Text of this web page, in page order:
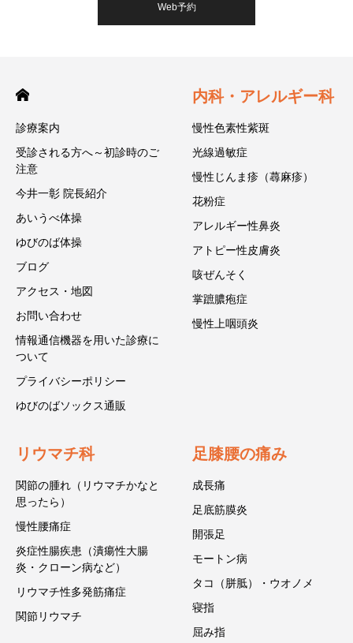
Web予約
診療案内
受診される方へ～初診時のご
注意
今井一彰 院長紹介
あいうべ体操
ゆびのば体操
ブログ
アクセス・地図
お問い合わせ
情報通信機器を用いた診療に
ついて
プライバシーポリシー
ゆびのばソックス通販
内科・アレルギー科
慢性色素性紫斑
光線過敏症
慢性じんま疹（蕁麻疹）
花粉症
アレルギー性鼻炎
アトピー性皮膚炎
咳ぜんそく
掌蹠膿疱症
慢性上咽頭炎
リウマチ科
関節の腫れ（リウマチかなと
思ったら）
慢性腰痛症
炎症性腸疾患（潰瘍性大腸
炎・クローン病など）
リウマチ性多発筋痛症
関節リウマチ
足膝腰の痛み
成長痛
足底筋膜炎
開張足
モートン病
タコ（胼胝）・ウオノメ
寝指
屈み指